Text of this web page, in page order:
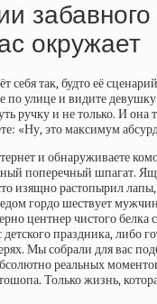
забавного
окружает
себя так, будто её
по улице и видите
ручку и не только. И она
«Ну, это максимум
и обнаруживаете
поперечный шпагат.
изящно растопырил лапы,
гордо шествует
центнер чистого белка
праздника, либо
Мы собрали для вас
реальных
Только жизнь,